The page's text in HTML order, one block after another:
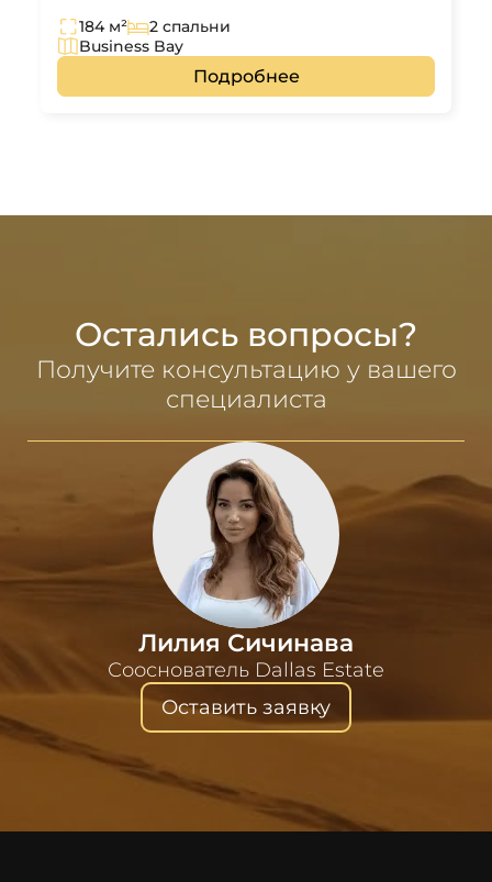
184 м²
2 спальни
Business Bay
Подробнее
Остались вопросы?
Получите консультацию у вашего
специалиста
Лилия Сичинава
Сооснователь Dallas Estate
Оставить заявку